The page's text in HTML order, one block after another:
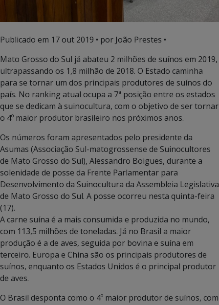
Publicado em 17 out 2019 • por João Prestes •
Mato Grosso do Sul já abateu 2 milhões de suínos em 2019,
ultrapassando os 1,8 milhão de 2018. O Estado caminha
para se tornar um dos principais produtores de suínos do
país. No ranking atual ocupa a 7ª posição entre os estados
que se dedicam à suinocultura, com o objetivo de ser tornar
o 4º maior produtor brasileiro nos próximos anos.
Os números foram apresentados pelo presidente da
Asumas (Associação Sul-matogrossense de Suinocultores
de Mato Grosso do Sul), Alessandro Boigues, durante a
solenidade de posse da Frente Parlamentar para
Desenvolvimento da Suinocultura da Assembleia Legislativa
de Mato Grosso do Sul. A posse ocorreu nesta quinta-feira
(17).
A carne suína é a mais consumida e produzida no mundo,
com 113,5 milhões de toneladas. Já no Brasil a maior
produção é a de aves, seguida por bovina e suína em
terceiro. Europa e China são os principais produtores de
suínos, enquanto os Estados Unidos é o principal produtor
de aves.
O Brasil desponta como o 4º maior produtor de suínos, com